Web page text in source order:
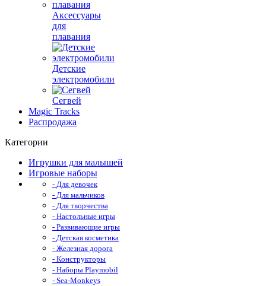
Аксессуары
для
плавания
Детские
электромобили
Сегвей
Magic Tracks
Распродажа
Категории
Игрушки для малышей
Игровые наборы
- Для девочек
- Для мальчиков
- Для творчества
- Настольные игры
- Развивающие игры
- Детская косметика
- Железная дорога
- Конструкторы
- Наборы Playmobil
- Sea-Monkeys